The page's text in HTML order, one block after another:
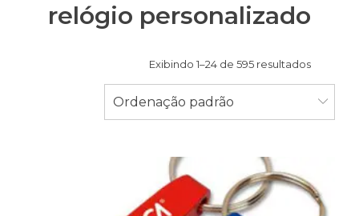
relógio personalizado
Exibindo 1–24 de 595 resultados
Ordenação padrão